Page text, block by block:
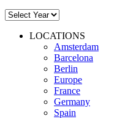
LOCATIONS
Amsterdam
Barcelona
Berlin
Europe
France
Germany
Spain